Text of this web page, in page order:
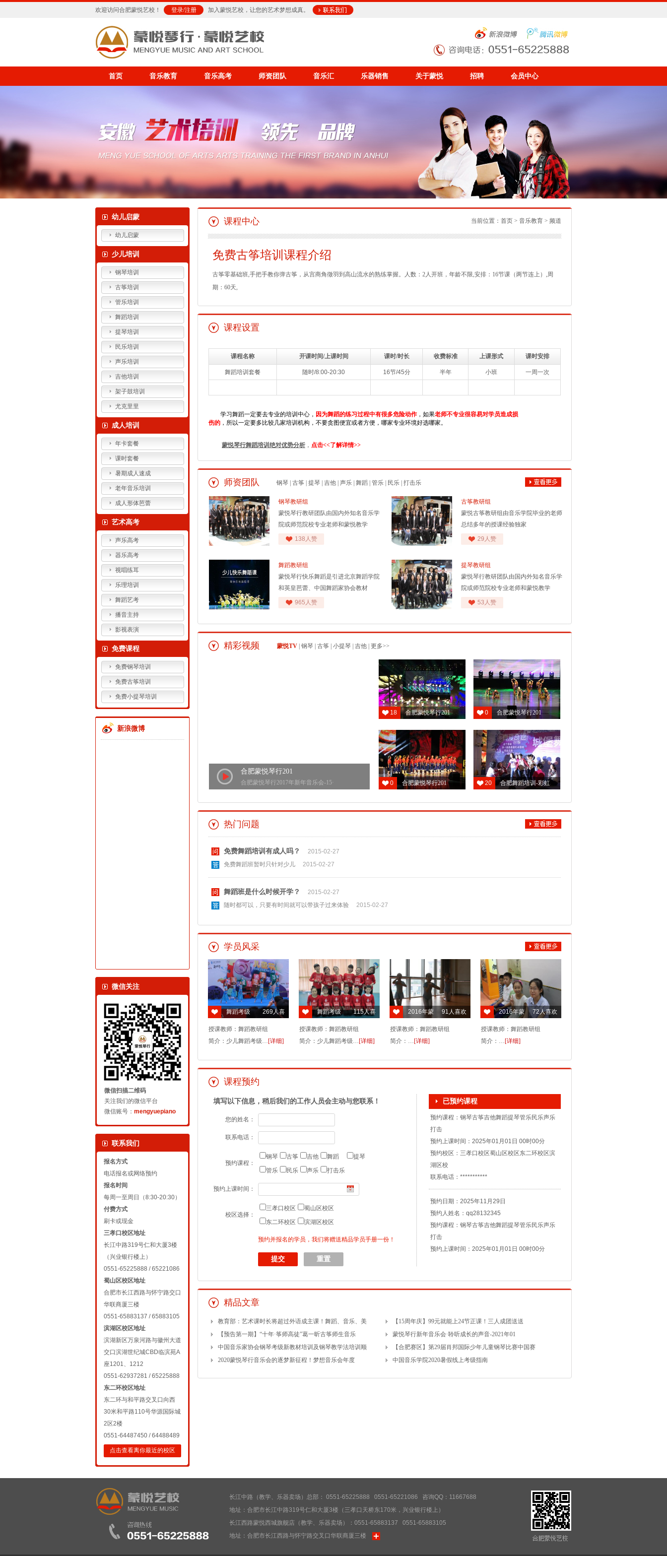
欢迎访问合肥蒙悦艺校！ 登录/注册 加入蒙悦艺校，让您的艺术梦想成真。
首页 音乐教育 音乐高考 师资团队 音乐汇 乐器销售 关于蒙悦 招聘 会员中心
幼儿启蒙
幼儿启蒙
少儿培训
钢琴培训
古筝培训
管乐培训
舞蹈培训
提琴培训
民乐培训
声乐培训
吉他培训
架子鼓培训
尤克里里
成人培训
年卡套餐
课时套餐
暑期成人速成
老年音乐培训
成人形体芭蕾
艺术高考
声乐高考
器乐高考
视唱练耳
乐理培训
舞蹈艺考
播音主持
影视表演
免费课程
免费钢琴培训
免费古筝培训
免费小提琴培训
新浪微博
微信关注
微信扫描二维码
关注我们的微信平台
微信账号： mengyuepiano
联系我们
报名方式
电话报名或网络预约
报名时间
每周一至周日（8:30-20:30）
付费方式
刷卡或现金
三孝口校区地址
长江中路319号仁和大厦3楼
（兴业银行楼上）
0551-65225888 / 65221086
蜀山区校区地址
合肥市长江西路与怀宁路交口
华联商厦三楼
0551-65883137 / 65883105
滨湖区校区地址
滨湖新区万泉河路与徽州大道
交口滨湖世纪城CBD临滨苑A
座1201、1212
0551-62937281 / 65225888
东二环校区地址
东二环与和平路交叉口向西
30米和平路110号华源国际城
2区2楼
0551-64487450 / 64488489
点击查看离你最近的校区
课程中心 当前位置： 首页 > 音乐教育 > 频道
免费古筝培训课程介绍
古筝零基础班,手把手教你弹古筝，从宫商角徵羽到高山流水的熟练掌握。人数：2人开班，年龄不限,安排：16节课（两节连上）,周
期：60天,
课程设置
课程名称 开课时间/上课时间 课时/时长 收费标准 上课形式 课时安排
舞蹈培训套餐 随时/8:00-20:30 16节/45分 半年 小班 一周一次
学习舞蹈一定要去专业的培训中心， 因为舞蹈的练习过程中有很多危险动作 ，如果老师不专业很容易对学员造成损
伤的 ，所以一定要多比较几家培训机构，不要贪图便宜或者方便，哪家专业环境好选哪家。
蒙悦琴行舞蹈培训绝对优势分析 ， 点击<<了解详情>>
师资团队 钢琴 古筝 提琴 吉他 声乐 舞蹈 管乐 民乐 打击乐
钢琴教研组
蒙悦琴行教研团队由国内外知名音乐学
院或师范院校专业老师和蒙悦教学
138人赞
古筝教研组
蒙悦古筝教研组由音乐学院毕业的老师
总结多年的授课经验独家
29人赞
舞蹈教研组
蒙悦琴行快乐舞蹈是引进北京舞蹈学院
和英皇芭蕾、中国舞蹈家协会教材
965人赞
提琴教研组
蒙悦琴行教研团队由国内外知名音乐学
院或师范院校专业老师和蒙悦教学
53人赞
精彩视频 蒙悦TV 钢琴 古筝 小提琴 吉他 更多>>
合肥蒙悦琴行201
合肥蒙悦琴行2017年新年音乐会-15·
18 合肥蒙悦琴行201 0 合肥蒙悦琴行201
0 合肥蒙悦琴行201 20 合肥舞蹈培训-彩虹
热门问题
免费舞蹈培训有成人吗？
2015-02-27
免费舞蹈班暂时只针对少儿
2015-02-27
舞蹈班是什么时候开学？
2015-02-27
随时都可以，只要有时间就可以带孩子过来体验
2015-02-27
学员风采
舞蹈考级 269人喜
授课教师：舞蹈教研组
简介：少儿舞蹈考级…[详细]
舞蹈考级 115人喜
授课教师：舞蹈教研组
简介：少儿舞蹈考级…[详细]
2016年蒙
91 人喜欢
授课教师：舞蹈教研组
简介：…[详细]
2016年蒙
72人喜欢
授课教师：舞蹈教研组
简介：…[详细]
课程预约
填写以下信息，稍后我们的工作人员会主动与您联系！
您的姓名：
联系电话：
预约课程：
钢琴 古筝 吉他 舞蹈
提琴
管乐
民乐 声乐 打击乐
预约上课时间：
校区选择：
三孝口校区
蜀山区校区
东二环校区
滨湖区校区
预约并报名的学员，我们将赠送精品学员手册一份！
已预约课程
预约日期：2026年08月03日
预约人姓名：高帅
预约课程：舞蹈
预约上课时间：2026年08月04日 07时37分
预约校区：东二环校区
预约人姓名：韩昊洋
预约课程：民乐
预约上课时间：2026年01月12日 06时41分
联系电话：***********
预约日期：2025年12月12日
预约人姓名：李瀚
预约课程：舞蹈
预约上课时间：2025年12月15日 04时47分
预约校区：三孝口校区
预约课程：钢琴古筝吉他舞蹈提琴管乐民乐声乐
预约日期：2025年11月18日
预约校区：东二环校区
联系电话：***********
预约上课时间：2025年08月24日 07时10分
预约校区：三孝口校区蜀山区校区东二环校区滨
预约日期：2025年08月24日
精品文章
教育部：艺术课时长将超过外语成主课！舞蹈、音乐、美
【15周年庆】99元就能上24节正课！三人成团送送
【预告第一期】“十年·筝师高徒”葛一昕古筝师生音乐
蒙悦琴行新年音乐会·聆听成长的声音-2021年01
中国音乐家协会钢琴考级新教材培训及钢琴教学法培训顺
【合肥赛区】第29届肖邦国际少年儿童钢琴比赛中国赛
2020蒙悦琴行音乐会的逐梦新征程！梦想音乐会年度
中国音乐学院2020暑假线上考级指南
长江中路（教学、乐器卖场）总部： 0551-65225888 0551-65221086 咨询QQ：11667688
地址：合肥市长江中路319号仁和大厦3楼（三孝口天桥东170米，兴业银行楼上）
长江西路蒙悦西城旗舰店（教学、乐器卖场）：0551-65883137 0551-65883105
地址：合肥市长江西路与怀宁路交叉口华联商厦三楼